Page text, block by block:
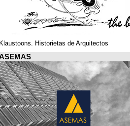
Klaustoons. Historietas de Arquitectos